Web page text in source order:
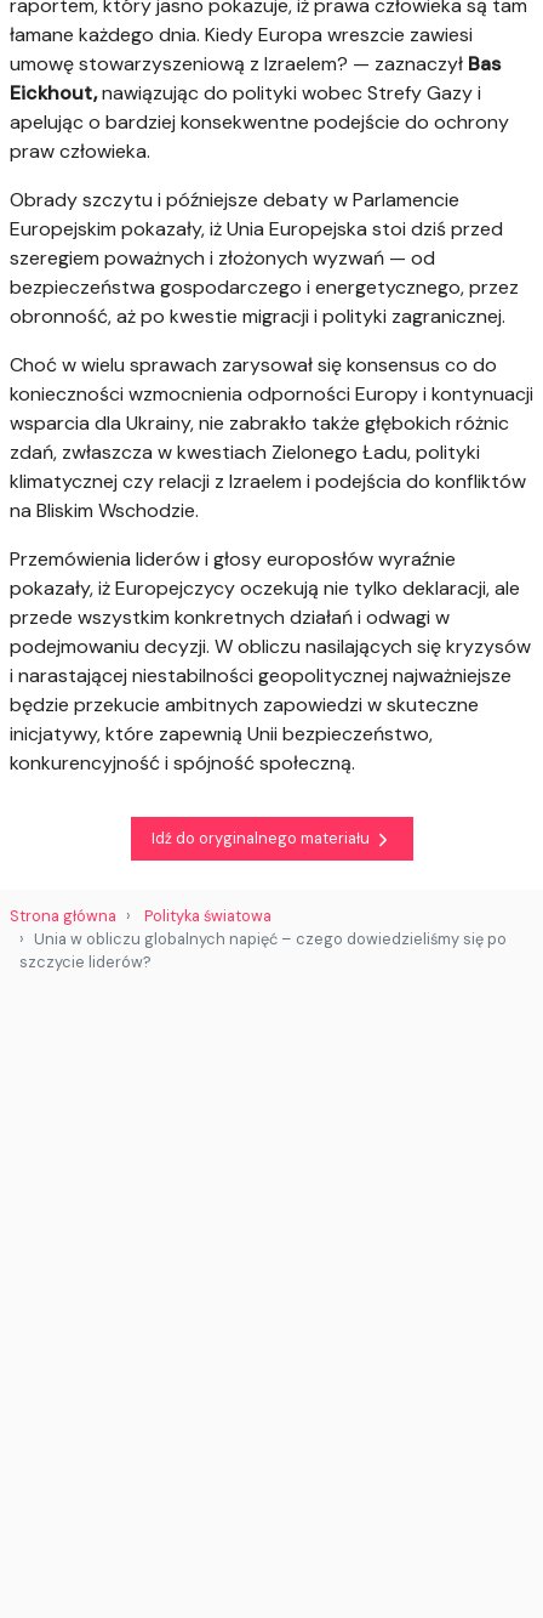
raportem, który jasno pokazuje, iż prawa człowieka są tam
łamane każdego dnia. Kiedy Europa wreszcie zawiesi
umowę stowarzyszeniową z Izraelem? — zaznaczył Bas
Eickhout,nawiązując do polityki wobec Strefy Gazy i
apelując o bardziej konsekwentne podejście do ochrony
praw człowieka.
Obrady szczytu i późniejsze debaty w Parlamencie
Europejskim pokazały, iż Unia Europejska stoi dziś przed
szeregiem poważnych i złożonych wyzwań — od
bezpieczeństwa gospodarczego i energetycznego, przez
obronność, aż po kwestie migracji i polityki zagranicznej.
Choć w wielu sprawach zarysował się konsensus co do
konieczności wzmocnienia odporności Europy i kontynuacji
wsparcia dla Ukrainy, nie zabrakło także głębokich różnic
zdań, zwłaszcza w kwestiach Zielonego Ładu, polityki
klimatycznej czy relacji z Izraelem i podejścia do konfliktów
na Bliskim Wschodzie.
Przemówienia liderów i głosy europosłów wyraźnie
pokazały, iż Europejczycy oczekują nie tylko deklaracji, ale
przede wszystkim konkretnych działań i odwagi w
podejmowaniu decyzji. W obliczu nasilających się kryzysów
i narastającej niestabilności geopolitycznej najważniejsze
będzie przekucie ambitnych zapowiedzi w skuteczne
inicjatywy, które zapewnią Unii bezpieczeństwo,
konkurencyjność i spójność społeczną.
Idź do oryginalnego materiału
Strona główna
Polityka światowa
Unia w obliczu globalnych napięć – czego dowiedzieliśmy się po
szczycie liderów?